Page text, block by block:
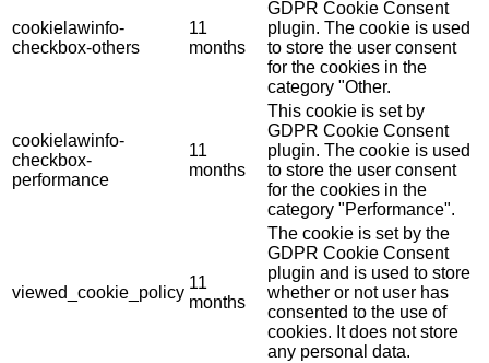
cookielawinfo-
checkbox-others
11
months
GDPR Cookie Consent
plugin. The cookie is used
to store the user consent
for the cookies in the
category "Other.
cookielawinfo-
checkbox-
performance
11
months
This cookie is set by
GDPR Cookie Consent
plugin. The cookie is used
to store the user consent
for the cookies in the
category "Performance".
viewed_cookie_policy
11
months
The cookie is set by the
GDPR Cookie Consent
plugin and is used to store
whether or not user has
consented to the use of
cookies. It does not store
any personal data.